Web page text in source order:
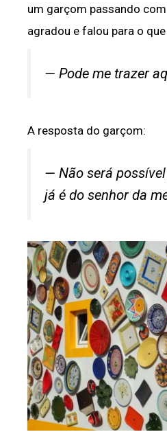
um garçom passando
agradou e falou para o
— Pode me trazer
A resposta do garçom:
— Não será
já é do senhor da